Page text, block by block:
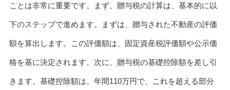
ことは非常に重要です。まず、贈与税の計算は、基本的に以
下のステップで進めます。まずは、贈与された不動産の評価
額を算出します。この評価額は、固定資産税評価額や公示価
格を基に決定されます。次に、贈与税の基礎控除額を差し引
きます。基礎控除額は、年間110万円で、これを超える部分